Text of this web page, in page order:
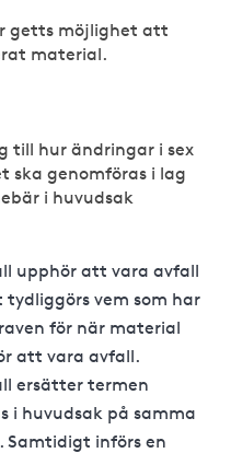
getts möjlighet att
material.
till hur ändringar i sex
ska genomföras i lag
i huvudsak
upphör att vara avfall
vem som har
för när material
att vara avfall.
ersätter termen
i huvudsak på samma
Samtidigt införs en